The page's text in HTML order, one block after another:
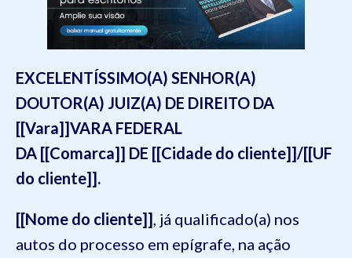
EXCELENTÍSSIMO(A) SENHOR(A)
DOUTOR(A) JUIZ(A) DE DIREITO DA
[[Vara]]VARA FEDERAL
DA [[Comarca]] DE [[Cidade do cliente]]/[[UF
do cliente]].
[[Nome do cliente]], já qualificado(a) nos
autos do processo em epígrafe, na ação